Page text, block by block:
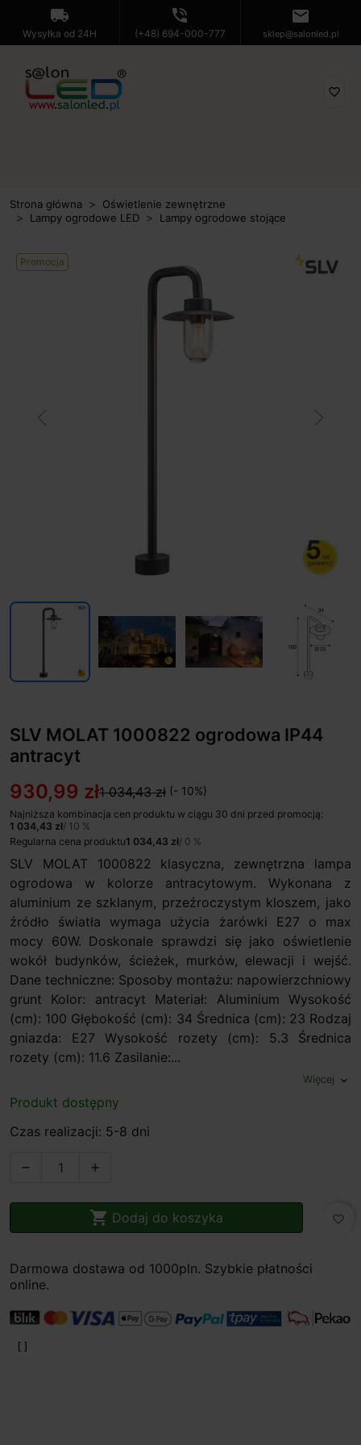
local_shipping
Wysyłka od 24H
phone_in_talk
(+48) 694-000-777
mail
sklep@salonled.pl
favorite_border
Strona główna
Oświetlenie zewnętrzne
Lampy ogrodowe LED
Lampy ogrodowe stojące
Promocja
SLV MOLAT 1000822 ogrodowa IP44
antracyt
930,99 zł1 034,43 zł (- 10%)
Najniższa kombinacja cen produktu w ciągu 30 dni przed promocją:
1 034,43 zł/ 10 %
Regularna cena produktu1 034,43 zł/ 0 %
SLV MOLAT 1000822 klasyczna, zewnętrzna lampa
ogrodowa w kolorze antracytowym. Wykonana z
aluminium ze szklanym, przeźroczystym kloszem, jako
źródło światła wymaga użycia żarówki E27 o max
mocy 60W. Doskonale sprawdzi się jako oświetlenie
wokół budynków, ścieżek, murków, elewacji i wejść.
Dane techniczne: Sposoby montażu: napowierzchniowy
grunt Kolor: antracyt Materiał: Aluminium Wysokość
(cm): 100 Głębokość (cm): 34 Średnica (cm): 23 Rodzaj
gniazda: E27 Wysokość rozety (cm): 5.3 Średnica
rozety (cm): 11.6 Zasilanie:...
Więcej expand_more
Produkt dostępny
Czas realizacji: 5-8 dni
 
 Dodaj do koszyka favorite_border
Darmowa dostawa od 1000pln. Szybkie płatności
online.